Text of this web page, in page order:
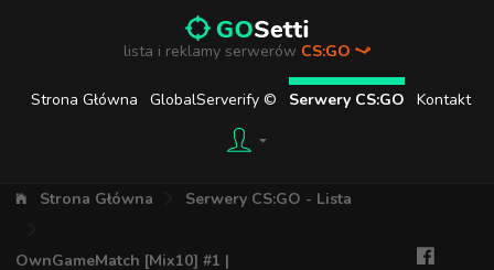
lista i reklamy serwerów CS:GO
Strona Główna GlobalServerify © Serwery CS:GO Kontakt
Strona Główna Serwery CS:GO - Lista
OwnGameMatch [Mix10] #1 |